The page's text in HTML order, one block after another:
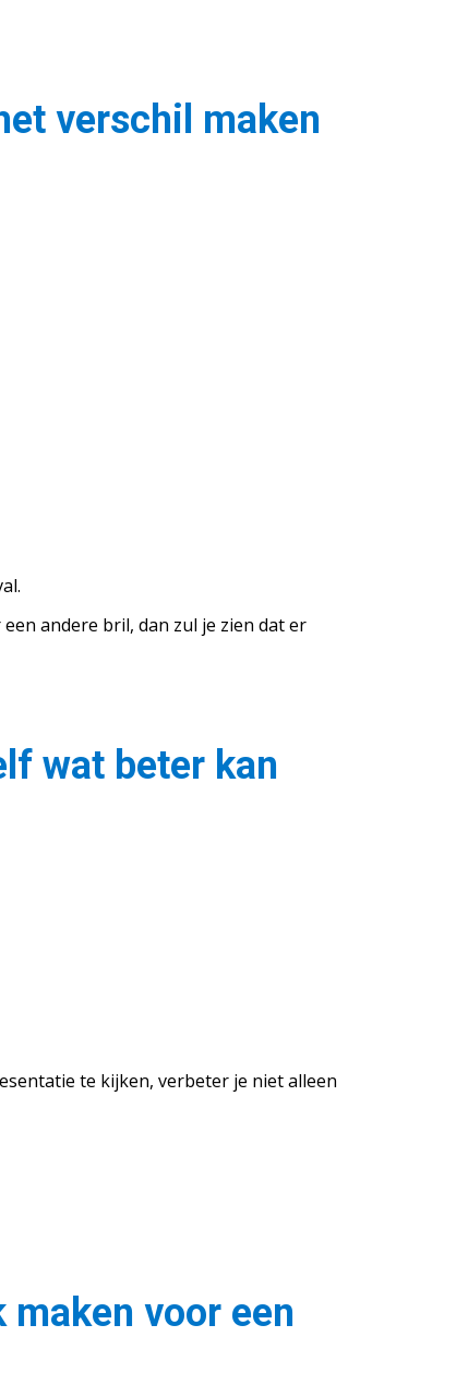
verschil maken
andere bril, dan zul je zien dat er
wat beter kan
te kijken, verbeter je niet alleen
voor een